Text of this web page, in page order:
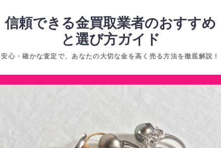
ン
ツ
へ
ス
信頼できる金買取業者のおすすめ
と選び方ガイド
安心・確かな査定で、あなたの大切な金を高く売る方法を徹底解説！
コ
ツ